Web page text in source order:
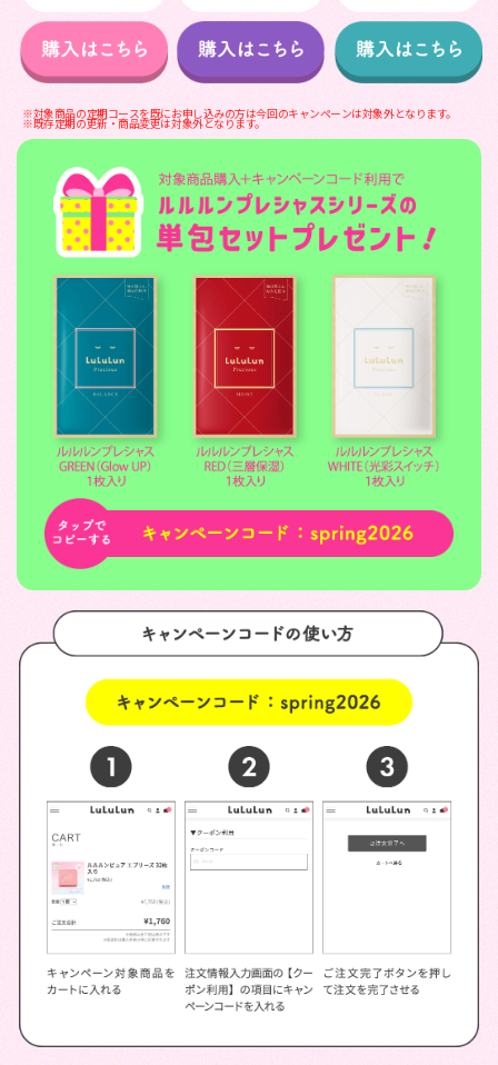
※対象商品の定期コースを既にお申し込みの方は今回のキャンペーンは対象外となります。
※既存定期の更新・商品変更は対象外となります。